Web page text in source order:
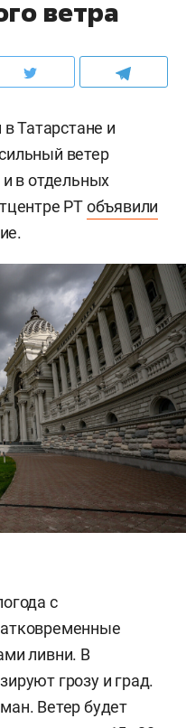
ветра
Татарстане и
ветер
в отдельных
РТобъявили
с
ливни. В
грозу и град.
Ветер будет